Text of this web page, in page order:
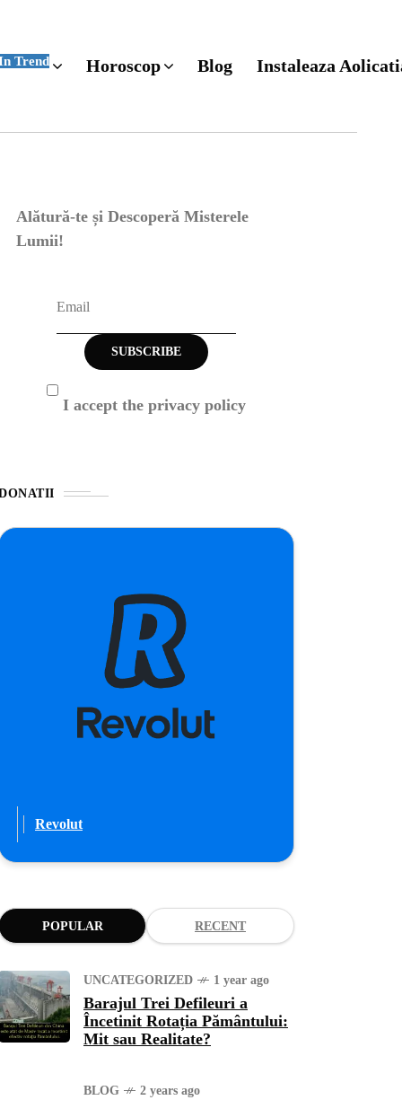
Trend Horoscop Blog Instaleaza
Alătură-te și Descoperă Misterele
Lumii!
I accept the privacy policy
Revolut
POPULAR RECENT
UNCATEGORIZED 1 year ago
Barajul Trei Defileuri a
Încetinit Rotația Pământului:
Mit sau Realitate?
BLOG 2 years ago